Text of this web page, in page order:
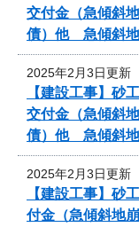
交付金（急傾斜
債）他 急傾斜
2025年2月3日更新
【建設工事】砂
交付金（急傾斜
債）他 急傾斜
2025年2月3日更新
【建設工事】砂
付金（急傾斜地